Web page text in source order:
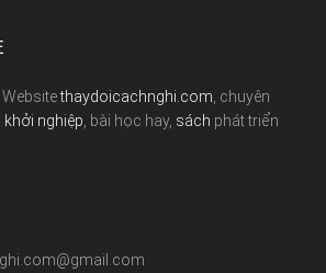
Websitethaydoicachnghi.com , chuyên
khởi nghiệp , bài học hay, sách phát triển